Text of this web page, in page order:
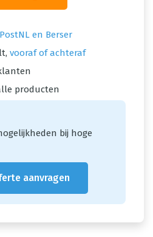
PostNL en Berser
vooraf of achteraf
producten
bij hoge
aanvragen